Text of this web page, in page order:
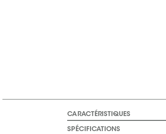
CARACTÉRISTIQUES
SPÉCIFICATIONS